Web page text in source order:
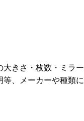
大きさ・枚数・ミラ
等、メーカーや種類